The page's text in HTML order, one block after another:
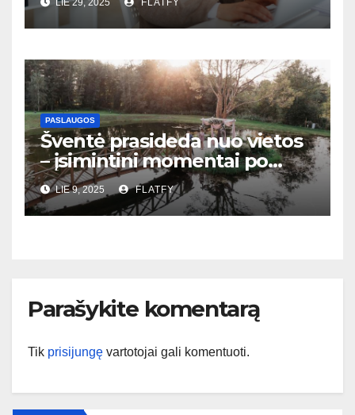
LIE 29, 2025 FLATFY
PASLAUGOS
Šventė prasideda nuo vietos
– įsimintini momentai po
vienu stogu
LIE 9, 2025 FLATFY
Parašykite komentarą
Tik prisijungę vartotojai gali komentuoti.